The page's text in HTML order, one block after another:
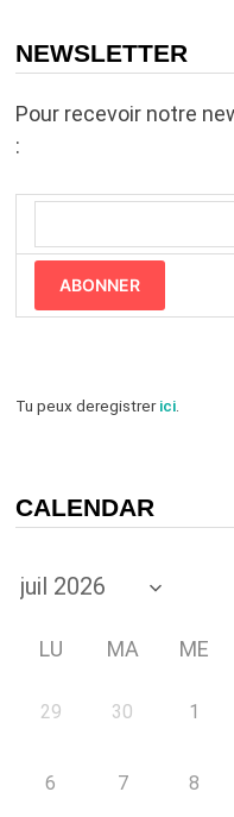
NEWSLETTER
Pour recevoir notre
:
ABONNER
Tu peux deregistrerici.
CALENDAR
LU MA ME
29 30 1
6 7 8